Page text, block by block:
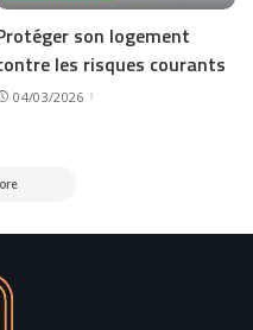
son logement
les risques courants
04/03/2026